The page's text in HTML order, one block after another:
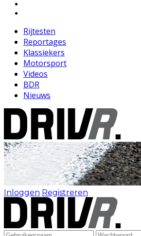
Rijtesten
Reportages
Klassiekers
Motorsport
Videos
BDR
Nieuws
Inloggen Registreren